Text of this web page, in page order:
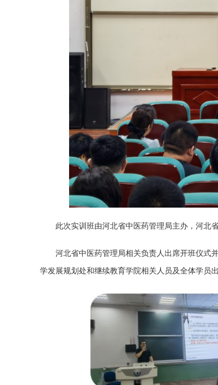
此次实训班由河北省中医药管理局主办，河北
河北省中医药管理局相关负责人出席开班仪式
学发展规划处和继续教育学院相关人员及全体学员